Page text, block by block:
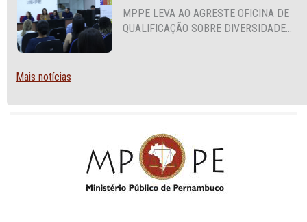
MPPE LEVA AO AGRESTE OFICINA DE
QUALIFICAÇÃO SOBRE DIVERSIDADE
Mais notícias